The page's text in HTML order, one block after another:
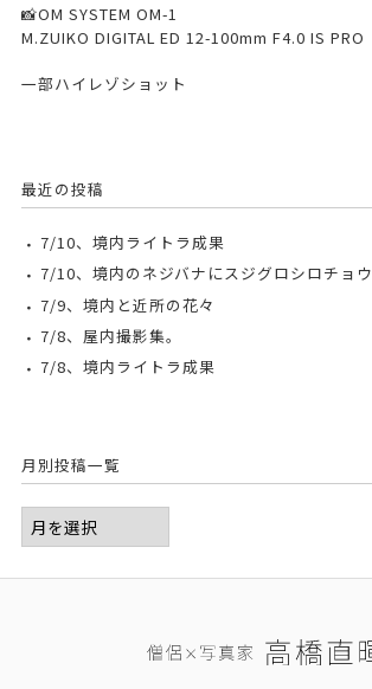
📸OM SYSTEM OM-1
M.ZUIKO DIGITAL ED 12-100mm F4.0 IS PRO
一部ハイレゾショット
最近の投稿
7/10、境内ライトラ成果
7/10、境内のネジバナにスジグロシロチョウ
7/9、境内と近所の花々
7/8、屋内撮影集。
7/8、境内ライトラ成果
月別投稿一覧